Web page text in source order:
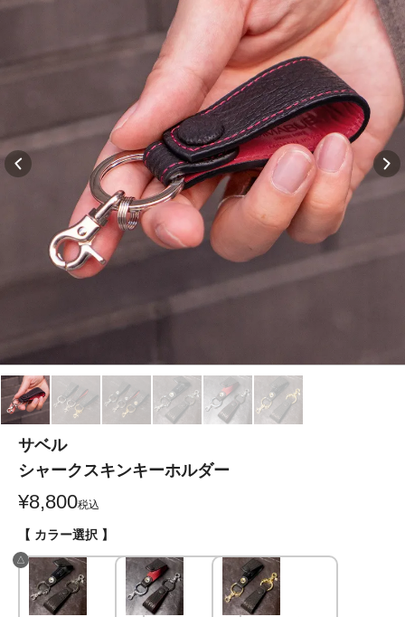
サベル
シャークスキンキーホルダー
¥8,800税込
【 カラー選択 】
△